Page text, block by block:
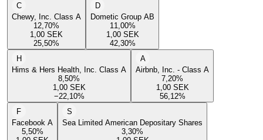
C
Chewy, Inc. Class A
12,70%
1,00 SEK
25,50%
D
Dometic Group AB
11,00%
1,00 SEK
42,30%
H
Hims & Hers Health, Inc. Class A
8,50%
1,00 SEK
−22,10%
A
Airbnb, Inc. - Class A
7,20%
1,00 SEK
56,12%
F
Facebook A
5,50%
S
Sea Limited American Depositary Shares
3,30%